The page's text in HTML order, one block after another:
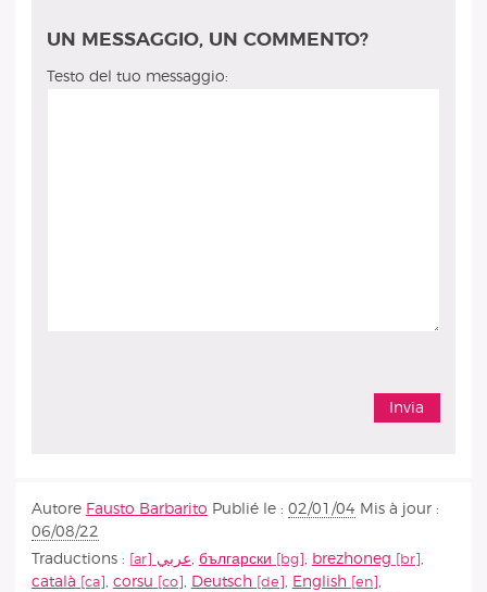
UN MESSAGGIO, UN COMMENTO?
Testo del tuo messaggio:
Autore Fausto Barbarito Publié le : 02/01/04 Mis à jour :
06/08/22
Traductions :
عربي, български , brezhoneg
,
català
, corsu , Deutsch , English
,